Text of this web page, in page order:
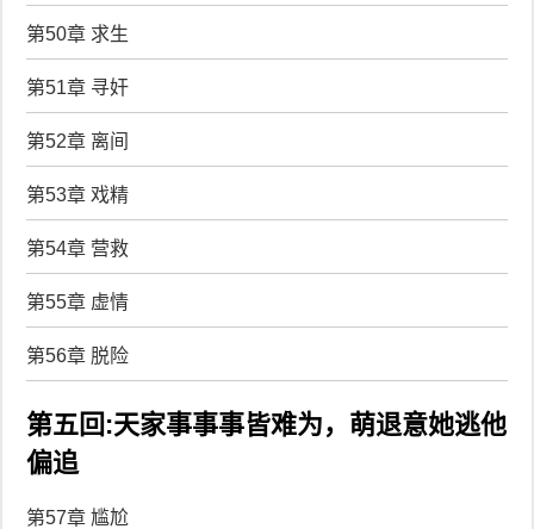
第50章 求生
第51章 寻奸
第52章 离间
第53章 戏精
第54章 营救
第55章 虚情
第56章 脱险
第五回:天家事事事皆难为，萌退意她逃他
偏追
第57章 尴尬